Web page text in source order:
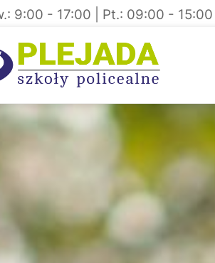
9:00 - 17:00 | Pt.: 09:00 -